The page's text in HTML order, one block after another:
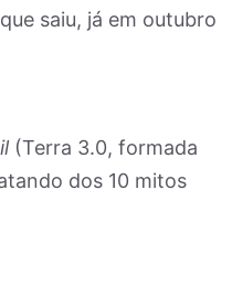
saiu, já em outubro
(Terra 3.0, formada
dos 10 mitos